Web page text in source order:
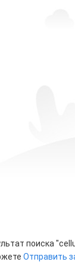
поиска "
Отправить